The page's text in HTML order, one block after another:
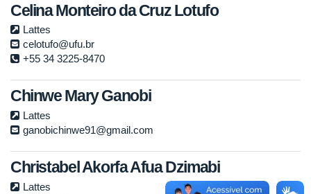
Celina Monteiro da Cruz Lotufo
Lattes
celotufo@ufu.br
+55 34 3225-8470
Chinwe Mary Ganobi
Lattes
ganobichinwe91@gmail.com
Christabel Akorfa Afua Dzimabi
Lattes